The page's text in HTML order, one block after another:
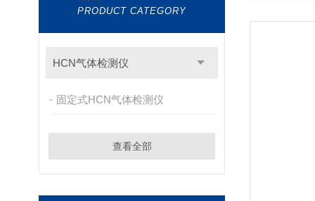
PRODUCT CATEGORY
HCN气体检测仪
固定式HCN气体检测仪
查看全部